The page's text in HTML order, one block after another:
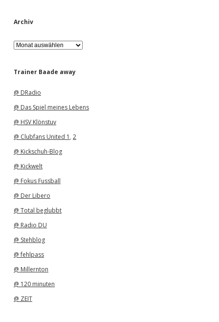
Archiv
A
r
h
Trainer Baade away
@ DRadio
@ Das Spiel meines Lebens
@ HSV Klönstuv
@ Clubfans United 1 , 2
@ Kickschuh-Blog
@ Kickwelt
@ Fokus Fussball
@ Der Libero
@ Total beglubbt
@ Radio DU
@ Stehblog
@ fehlpass
@ Millernton
@ 120 minuten
@ ZEIT